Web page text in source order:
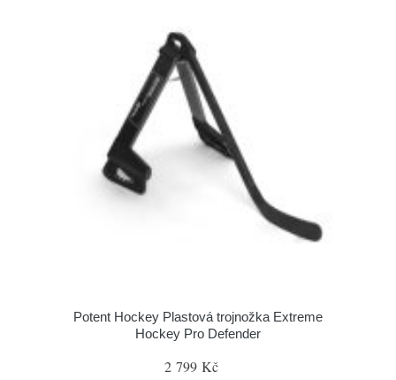
Potent Hockey Plastová trojnožka Extreme
Hockey Pro Defender
2 799 Kč